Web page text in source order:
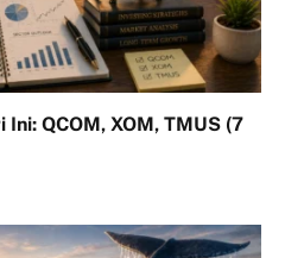
QCOM, XOM, TMUS (7